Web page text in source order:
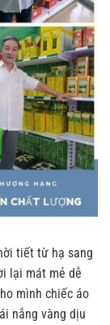
tiết từ hạ sang
lại mát mẻ dễ
mình chiếc áo
nắng vàng dịu